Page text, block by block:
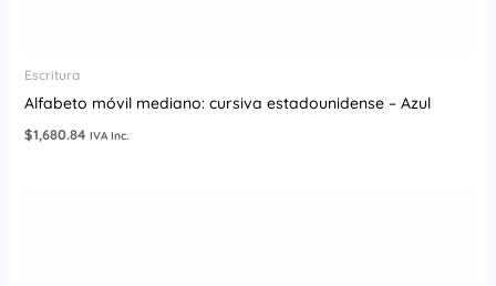
Escritura
Alfabeto móvil mediano: cursiva estadounidense – Azul
$1,680.84 IVA Inc.